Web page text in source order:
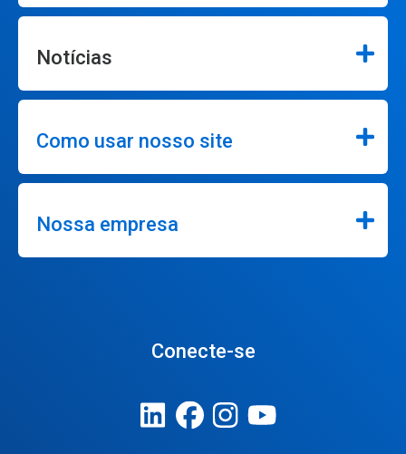
Notícias
Como usar nosso site
Nossa empresa
Conecte-se